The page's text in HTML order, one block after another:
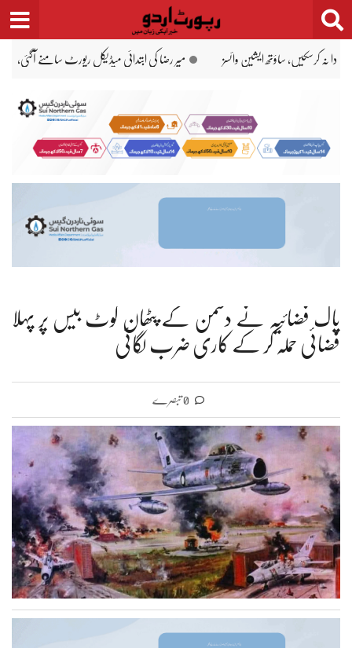
Skip
to
content
لاہور: پولیس حراست میں جاں بحق خواتین کی ابتدائی پوسٹ مارٹم رپورٹ آگئی
پاک فضائیہ نے دشمن کے پٹھان کوٹ بیس پر پہلا
فضائی حملہ کر کے کاری ضرب لگائی
0 تبصرے